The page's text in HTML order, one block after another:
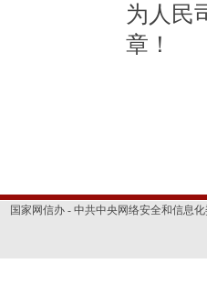
为人民
章！
国家网信办 - 中共中央网络安全和信息